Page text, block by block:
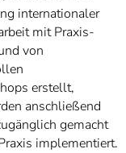
internationaler
mit Praxis-
von
erstellt,
anschließend
gemacht
implementiert.